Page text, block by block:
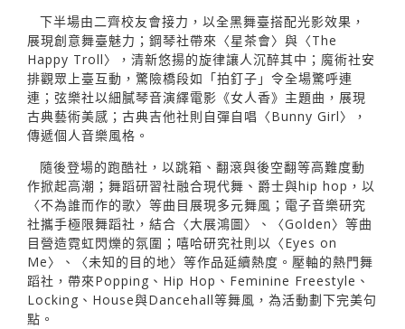
下半場由二齊校友會接力，以全黑舞臺搭配光影效果，
展現創意舞臺魅力；鋼琴社帶來〈星茶會〉與〈The
Happy Troll〉，清新悠揚的旋律讓人沉醉其中；魔術社安
排觀眾上臺互動，驚險橋段如「拍釘子」令全場驚呼連
連；弦樂社以細膩琴音演繹電影《女人香》主題曲，展現
古典藝術美感；古典吉他社則自彈自唱〈Bunny Girl〉，
傳遞個人音樂風格。
隨後登場的跑酷社，以跳箱、翻滾與後空翻等高難度動
作掀起高潮；舞蹈研習社融合現代舞、爵士與hip hop，以
〈不為誰而作的歌〉等曲目展現多元舞風；電子音樂研究
社攜手極限舞蹈社，結合〈大展鴻圖〉、〈Golden〉等曲
目營造霓虹閃爍的氛圍；嘻哈研究社則以〈Eyes on
Me〉、〈未知的目的地〉等作品延續熱度。壓軸的熱門舞
蹈社，帶來Popping、Hip Hop、Feminine Freestyle、
Locking、House與Dancehall等舞風，為活動劃下完美句
點。